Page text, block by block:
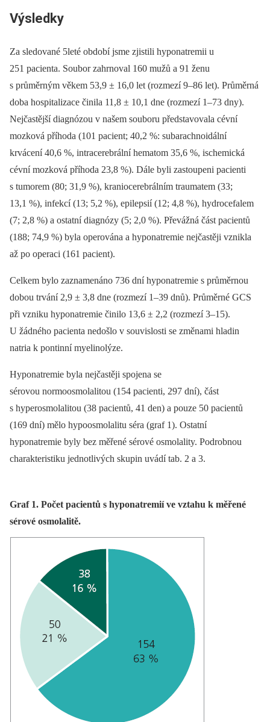
Výsledky
Za sledované 5leté období jsme zjistili hyponatremii u
251 pacienta. Soubor zahrnoval 160 mužů a 91 ženu
s průměrným věkem 53,9 ± 16,0 let (rozmezí 9–86 let). Průměrná
doba hospitalizace činila 11,8 ± 10,1 dne (rozmezí 1–73 dny).
Nejčastější diagnózou v našem souboru představovala cévní
mozková příhoda (101 pacient; 40,2 %: subarachnoidální
krvácení 40,6 %, intracerebrální hematom 35,6 %, ischemická
cévní mozková příhoda 23,8 %). Dále byli zastoupeni pacienti
s tumorem (80; 31,9 %), kraniocerebrálním traumatem (33;
13,1 %), infekcí (13; 5,2 %), epilepsií (12; 4,8 %), hydrocefalem
(7; 2,8 %) a ostatní diagnózy (5; 2,0 %). Převážná část pacientů
(188; 74,9 %) byla operována a hyponatremie nejčastěji vznikla
až po operaci (161 pacient).
Celkem bylo zaznamenáno 736 dní hyponatremie s průměrnou
dobou trvání 2,9 ± 3,8 dne (rozmezí 1–39 dnů). Průměrné GCS
při vzniku hyponatremie činilo 13,6 ± 2,2 (rozmezí 3–15).
U žádného pacienta nedošlo v souvislosti se změnami hladin
natria k pontinní myelinolýze.
Hyponatremie byla nejčastěji spojena se
sérovou normoosmolalitou (154 pacienti, 297 dní), část
s hyperosmolalitou (38 pacientů, 41 den) a pouze 50 pacientů
(169 dní) mělo hypoosmolalitu séra (graf 1). Ostatní
hyponatremie byly bez měřené sérové osmolality. Podrobnou
charakteristiku jednotlivých skupin uvádí tab. 2 a 3.
Graf 1. Počet pacientů s hyponatremií ve vztahu k měřené
sérové osmolalitě.